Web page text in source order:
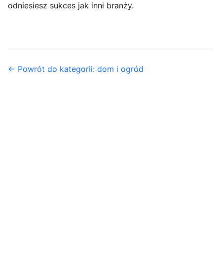
odniesiesz sukces jak inni branży.
← Powrót do kategorii: dom i ogród